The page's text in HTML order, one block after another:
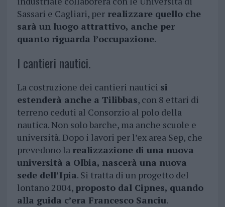
Sassari e Cagliari, perrealizzare quello che
sarà un luogo attrattivo, anche per
quanto riguarda l’occupazione.
I cantieri nautici.
La costruzione dei cantieri nautici si
estenderà anche a Tilibbas, con 8 ettari di
terreno ceduti al Consorzio al polo della
nautica. Non solo barche, ma anche scuole e
università. Dopo i lavori per l’ex area Sep, che
prevedono la realizzazione di una nuova
università a Olbia, nascerà una nuova
sede dell’Ipia. Si tratta di un progetto del
lontano 2004, proposto dal Cipnes, quando
alla guida c’era Francesco Sanciu.